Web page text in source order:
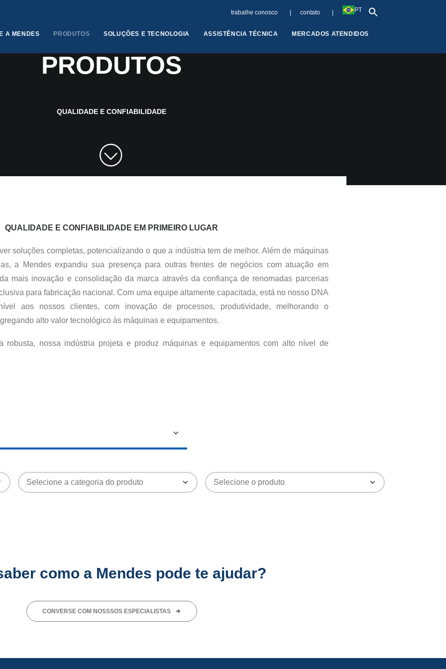
trabalhe conosco | contato | PT
A MENDES PRODUTOS SOLUÇÕES E TECNOLOGIA ASSISTÊNCIA TÉCNICA MERCADOS ATENDIDOS
PARA TODAS AS INDÚSTRIAS
PRODUTOS
QUALIDADE E CONFIABILIDADE
QUALIDADE E CONFIABILIDADE EM PRIMEIRO LUGAR
soluções completas, potencializando o que a indústria tem de melhor. Além de máquinas
a Mendes expandiu sua presença para outras frentes de negócios com atuação em
mais inovação e consolidação da marca através da confiança de renomadas parcerias
para fabricação nacional. Com uma equipe altamente capacitada, está no nosso DNA
aos nossos clientes, com inovação de processos, produtividade, melhorando o
alto valor tecnológico às máquinas e equipamentos.
robusta, nossa indústria projeta e produz máquinas e equipamentos com alto nível de
como a Mendes pode te ajudar?
CONVERSE COM NOSSSOS ESPECIALISTAS